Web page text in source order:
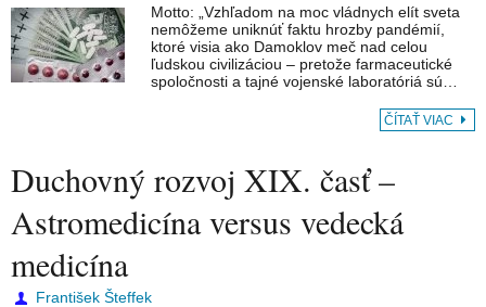
Motto: „Vzhľadom na moc vládnych elít sveta
nemôžeme uniknúť faktu hrozby pandémií,
ktoré visia ako Damoklov meč nad celou
ľudskou civilizáciou – pretože farmaceutické
spoločnosti a tajné vojenské laboratóriá sú…
ČÍTAŤ VIAC
Duchovný rozvoj XIX. časť –
Astromedicína versus vedecká
medicína
František Šteffek